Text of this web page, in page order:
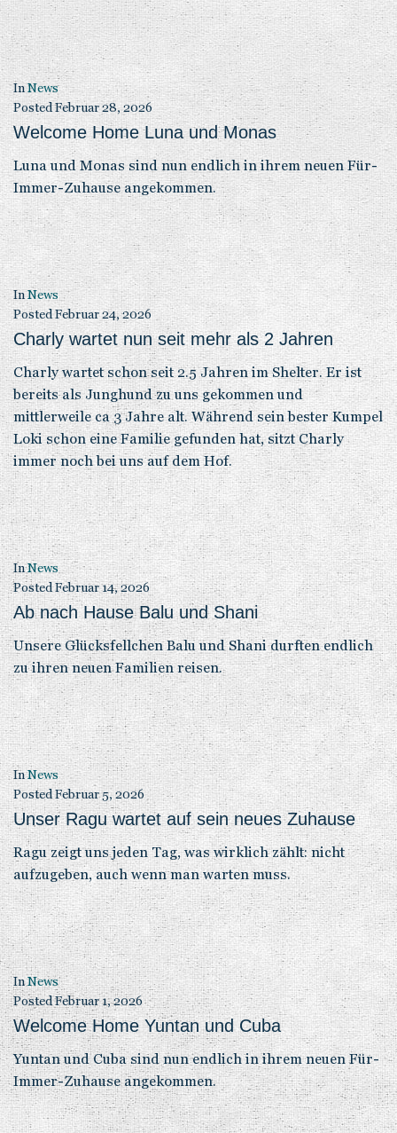
InNews
PostedFebruar 28, 2026
Welcome Home Luna und Monas
Luna und Monas sind nun endlich in ihrem neuen Für-
Immer-Zuhause angekommen.
InNews
PostedFebruar 24, 2026
Charly wartet nun seit mehr als 2 Jahren
Charly wartet schon seit 2.5 Jahren im Shelter. Er ist
bereits als Junghund zu uns gekommen und
mittlerweile ca 3 Jahre alt. Während sein bester Kumpel
Loki schon eine Familie gefunden hat, sitzt Charly
immer noch bei uns auf dem Hof.
InNews
PostedFebruar 14, 2026
Ab nach Hause Balu und Shani
Unsere Glücksfellchen Balu und Shani durften endlich
zu ihren neuen Familien reisen.
InNews
PostedFebruar 5, 2026
Unser Ragu wartet auf sein neues Zuhause
Ragu zeigt uns jeden Tag, was wirklich zählt: nicht
aufzugeben, auch wenn man warten muss.
InNews
PostedFebruar 1, 2026
Welcome Home Yuntan und Cuba
Yuntan und Cuba sind nun endlich in ihrem neuen Für-
Immer-Zuhause angekommen.